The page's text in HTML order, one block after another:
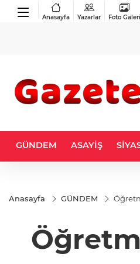
Anasayfa Yazarlar Foto Galeri
GÜNDEM ASAYİŞ
Anasayfa GÜNDEM